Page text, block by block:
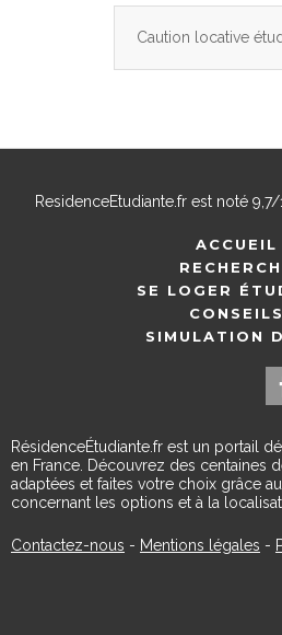
Caution locative
ResidenceEtudiante.frest noté 9,7/
ACCUEIL
SE LOGER
CONSEILS
SIMULATION
RésidenceÉtudiante.fr est un portail
en France. Découvrez des centaines
adaptées et faites votre choix grâce
concernant les options et à la
Contactez-nous - Mentions légales -